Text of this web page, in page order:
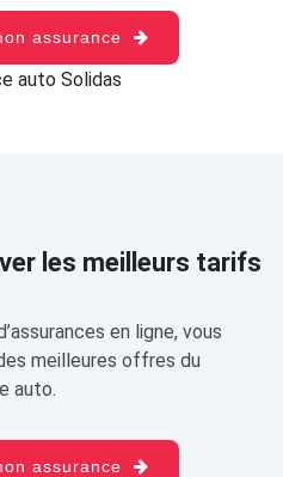
assurance
les meilleurs tarifs
en ligne, vous
meilleures offres du
auto.
assurance